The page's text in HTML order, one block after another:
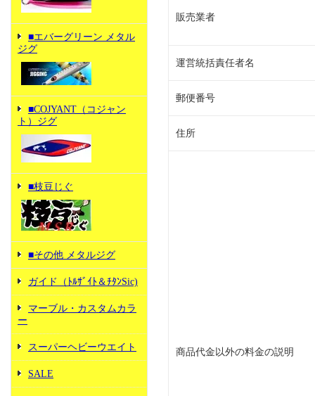
■エバーグリーン メタル
ジグ
■COJYANT（コジャン
ト）ジグ
■枝豆じぐ
■その他 メタルジグ
ガイド（ﾄﾙｻﾞｲﾄ＆ﾁﾀﾝSic)
マーブル・カスタムカラ
ー
スーパーヘビーウエイト
SALE
販売業者
運営統括責任者名
郵便番号
住所
商品代金以外の料金の説明